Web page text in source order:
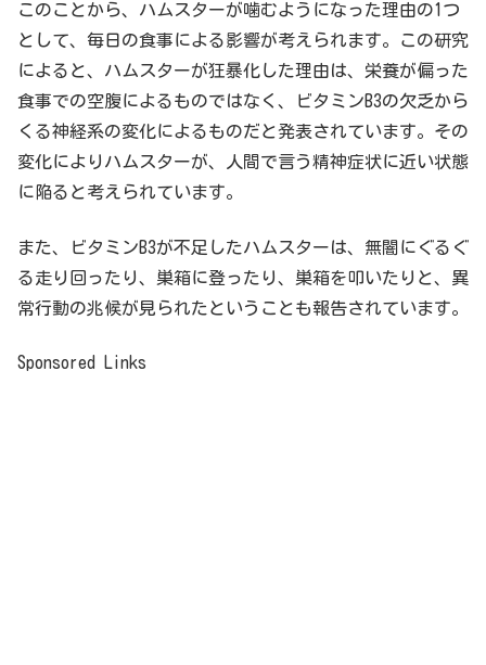
このことから、ハムスターが噛むようになった理由の1つ
として、毎日の食事による影響が考えられます。この研究
によると、ハムスターが狂暴化した理由は、栄養が偏った
食事での空腹によるものではなく、ビタミンB3の欠乏から
くる神経系の変化によるものだと発表されています。その
変化によりハムスターが、人間で言う精神症状に近い状態
に陥ると考えられています。
また、ビタミンB3が不足したハムスターは、無闇にぐるぐ
る走り回ったり、巣箱に登ったり、巣箱を叩いたりと、異
常行動の兆候が見られたということも報告されています。
Sponsored Links